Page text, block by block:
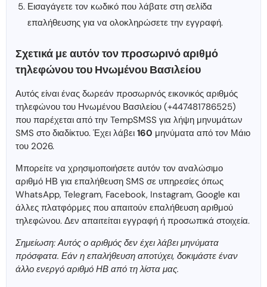
Εισαγάγετε τον κωδικό που λάβατε στη σελίδα
επαλήθευσης για να ολοκληρώσετε την εγγραφή.
Σχετικά με αυτόν τον προσωρινό αριθμό
τηλεφώνου του Ηνωμένου Βασιλείου
Αυτός είναι ένας δωρεάν προσωρινός εικονικός αριθμός
τηλεφώνου του Ηνωμένου Βασιλείου (+447481786525)
που παρέχεται από την TempSMSS για λήψη μηνυμάτων
SMS στο διαδίκτυο. Έχει λάβει 160 μηνύματα από τον Μάιο
του 2026.
Μπορείτε να χρησιμοποιήσετε αυτόν τον αναλώσιμο
αριθμό ΗΒ για επαλήθευση SMS σε υπηρεσίες όπως
WhatsApp, Telegram, Facebook, Instagram, Google και
άλλες πλατφόρμες που απαιτούν επαλήθευση αριθμού
τηλεφώνου. Δεν απαιτείται εγγραφή ή προσωπικά στοιχεία.
Σημείωση: Αυτός ο αριθμός δεν έχει λάβει μηνύματα
πρόσφατα. Εάν η επαλήθευση αποτύχει, δοκιμάστε έναν
άλλο ενεργό αριθμό ΗΒ από τη λίστα μας.